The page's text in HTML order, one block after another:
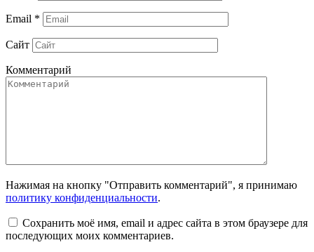
Email *
Сайт
Комментарий
Нажимая на кнопку "Отправить комментарий", я принимаю
политику конфиденциальности.
Сохранить моё имя, email и адрес сайта в этом браузере для
последующих моих комментариев.